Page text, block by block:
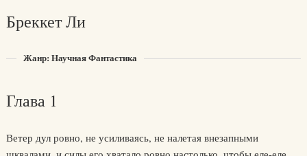
Бреккет Ли
Жанр: Научная Фантастика
Глава 1
Ветер дул ровно, не усиливаясь, не налетая внезапными